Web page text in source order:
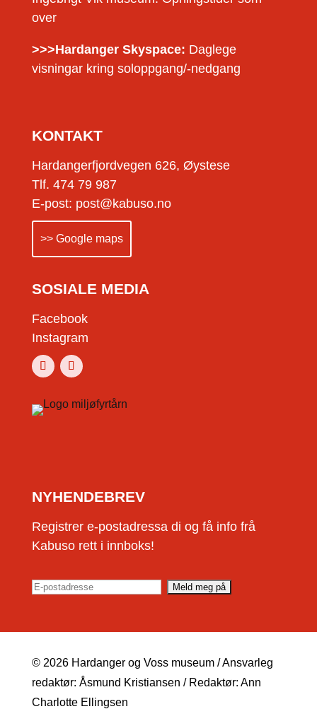
over
>>>Hardanger Skyspace: Daglege
visningar kring soloppgang/-nedgang
KONTAKT
Hardangerfjordvegen 626, Øystese
Tlf. 474 79 987
E-post: post@kabuso.no
>> Google maps
SOSIALE MEDIA
Facebook
Instagram
NYHENDEBREV
Registrer e-postadressa di og få info frå
Kabuso rett i innboks!
© 2026 Hardanger og Voss museum / Ansvarleg
redaktør: Åsmund Kristiansen / Redaktør: Ann
Charlotte Ellingsen